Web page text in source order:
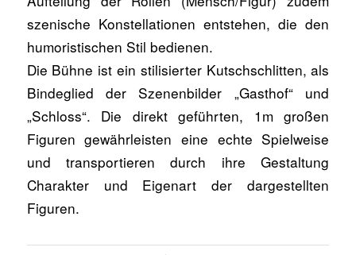
szenische Konstellationen entstehen, die den
humoristischen Stil bedienen.
Die Bühne ist ein stilisierter Kutschschlitten, als
Bindeglied der Szenenbilder „Gasthof“ und
„Schloss“. Die direkt geführten, 1m großen
Figuren gewährleisten eine echte Spielweise
und transportieren durch ihre Gestaltung
Charakter und Eigenart der dargestellten
Figuren.